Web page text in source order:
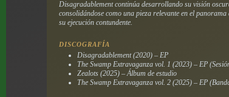
Disagradablement continúa desarrollando su visión
consolidándose como una pieza relevante en el
su ejecución contundente.
DISCOGRAFÍA
Disagradablement (2020) – EP
The Swamp Extravaganza vol. 1 (2023) – EP
Zealots (2025) – Álbum de estudio
The Swamp Extravaganza vol. 2 (2025) – EP